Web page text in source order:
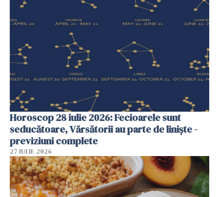
Horoscop 28 iulie 2026: Fecioarele sunt
seducătoare, Vărsătorii au parte de liniște -
previziuni complete
27 IULIE 2026